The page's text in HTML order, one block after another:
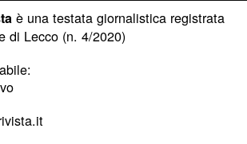
è una testata giornalistica registrata
di Lecco (n. 4/2020)